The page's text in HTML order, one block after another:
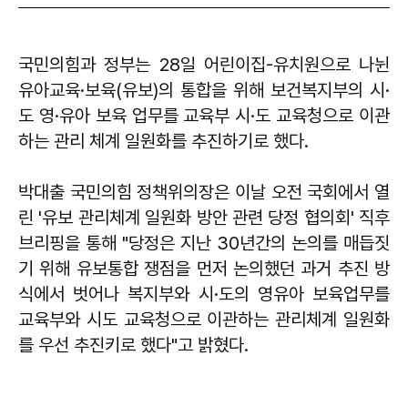
국민의힘과 정부는 28일 어린이집-유치원으로 나뉜
유아교육·보육(유보)의 통합을 위해 보건복지부의 시·
도 영·유아 보육 업무를 교육부 시·도 교육청으로 이관
하는 관리 체계 일원화를 추진하기로 했다.
박대출 국민의힘 정책위의장은 이날 오전 국회에서 열
린 '유보 관리체계 일원화 방안 관련 당정 협의회' 직후
브리핑을 통해 "당정은 지난 30년간의 논의를 매듭짓
기 위해 유보통합 쟁점을 먼저 논의했던 과거 추진 방
식에서 벗어나 복지부와 시·도의 영유아 보육업무를
교육부와 시도 교육청으로 이관하는 관리체계 일원화
를 우선 추진키로 했다"고 밝혔다.